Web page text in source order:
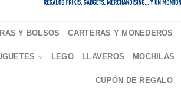
Y BOLSOS CARTERAS Y MONEDEROS
LEGO LLAVEROS MOCHILAS
CUPÓN DE REGALO